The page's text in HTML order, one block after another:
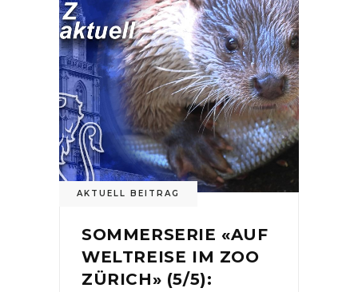
AKTUELL BEITRAG
SOMMERSERIE «AUF
WELTREISE IM ZOO
ZÜRICH» (5/5):